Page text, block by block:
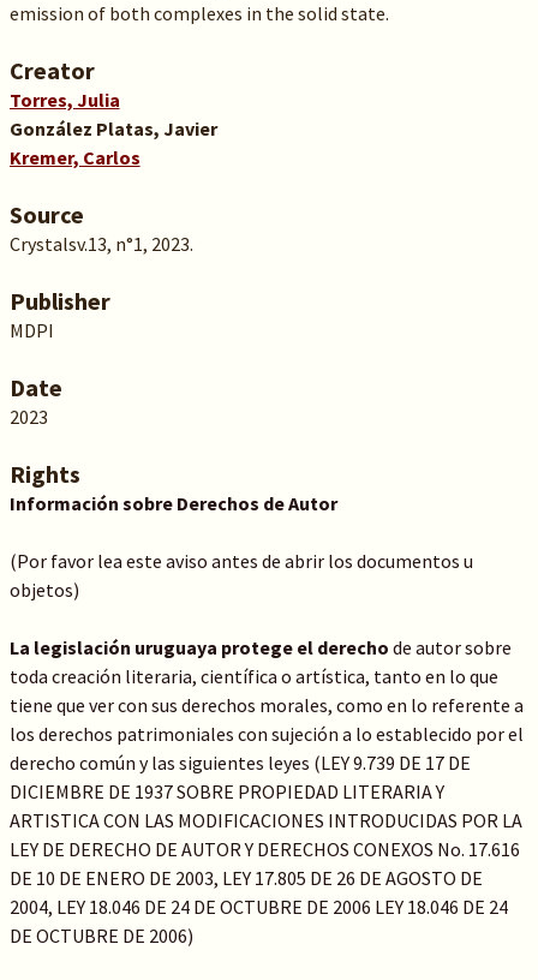
emission of both complexes in the solid state.
Creator
Torres, Julia
González Platas, Javier
Kremer, Carlos
Source
Crystalsv.13, n°1, 2023.
Publisher
MDPI
Date
2023
Rights
Información sobre Derechos de Autor
(Por favor lea este aviso antes de abrir los documentos u
objetos)
La legislación uruguaya protege el derecho de autor sobre
toda creación literaria, científica o artística, tanto en lo que
tiene que ver con sus derechos morales, como en lo referente a
los derechos patrimoniales con sujeción a lo establecido por el
derecho común y las siguientes leyes (LEY 9.739 DE 17 DE
DICIEMBRE DE 1937 SOBRE PROPIEDAD LITERARIA Y
ARTISTICA CON LAS MODIFICACIONES INTRODUCIDAS POR LA
LEY DE DERECHO DE AUTOR Y DERECHOS CONEXOS No. 17.616
DE 10 DE ENERO DE 2003, LEY 17.805 DE 26 DE AGOSTO DE
2004, LEY 18.046 DE 24 DE OCTUBRE DE 2006 LEY 18.046 DE 24
DE OCTUBRE DE 2006)